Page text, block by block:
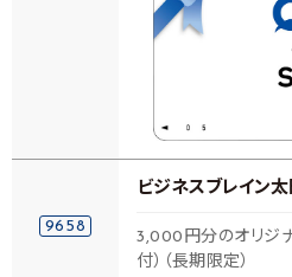
9658
ビジネスブレイン
3,000円分のオリジ
付）（長期限定）